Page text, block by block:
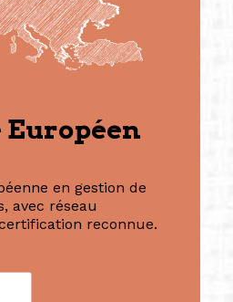
en gestion de
avec réseau
reconnue.